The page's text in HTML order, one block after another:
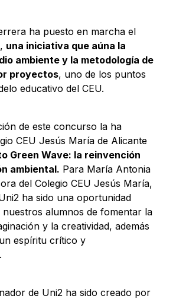
ha puesto en marcha el
una iniciativa que aúna la
ambiente y la metodología de
proyectos, uno de los puntos
educativo del CEU.
de este concurso la ha
CEU Jesús María de Alicante
Green Wave: la reinvención
ambiental. Para María Antonia
del Colegio CEU Jesús María,
ha sido una oportunidad
alumnos de fomentar la
y la creatividad, además
espíritu crítico y
de Uni2 ha sido creado por